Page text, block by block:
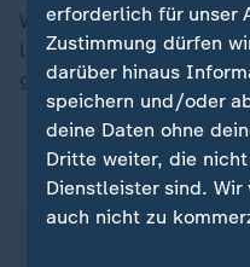
Wücks nächster
live im ZDF), wenn
gegen Australien
ZDFsportstudio auf
erforderlich für unser
Zustimmung dürfen
darüber hinaus
speichern und/oder
deine Daten ohne
Dritte weiter, die
Dienstleister sind.
auch nicht zu